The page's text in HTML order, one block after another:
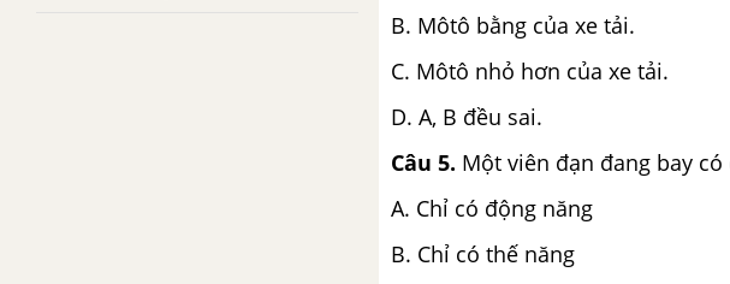
B. Môtô bằng của xe tải.
C. Môtô nhỏ hơn của xe tải.
D. A, B đều sai.
Câu 5. Một viên đạn đang bay
A. Chỉ có động năng
B. Chỉ có thế năng